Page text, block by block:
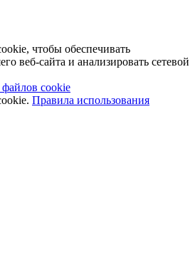
чтобы обеспечивать
веб-сайта и анализировать сетевой
cookie
Правила использования